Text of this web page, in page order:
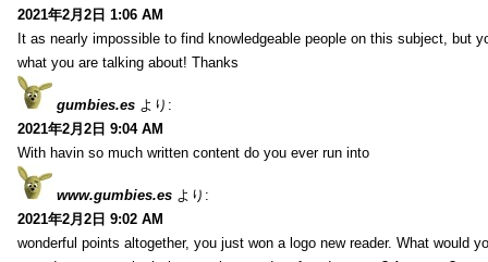
2021年2月2日 1:06 AM
It as nearly impossible to find knowledgeable people on this subject, but
what you are talking about! Thanks
gumbies.es より:
2021年2月2日 9:04 AM
With havin so much written content do you ever run into
www.gumbies.es より:
2021年2月2日 9:02 AM
wonderful points altogether, you just won a logo new reader. What would